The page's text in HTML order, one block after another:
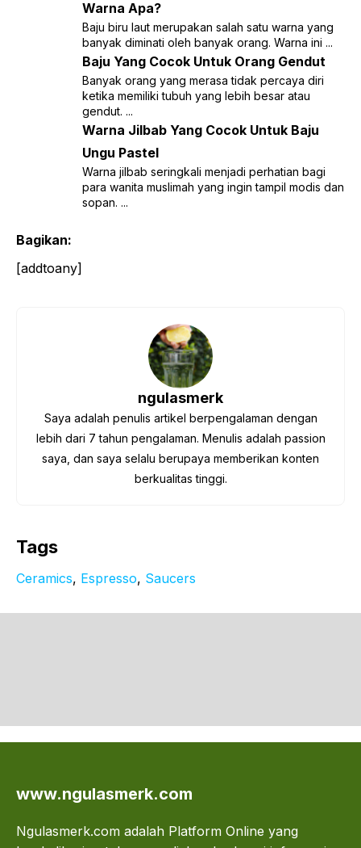
Warna Apa?
Baju biru laut merupakan salah satu warna yang
banyak diminati oleh banyak orang. Warna ini ...
Baju Yang Cocok Untuk Orang Gendut
Banyak orang yang merasa tidak percaya diri
ketika memiliki tubuh yang lebih besar atau
gendut. ...
Warna Jilbab Yang Cocok Untuk Baju
Ungu Pastel
Warna jilbab seringkali menjadi perhatian bagi
para wanita muslimah yang ingin tampil modis dan
sopan. ...
Bagikan:
[addtoany]
ngulasmerk
Saya adalah penulis artikel berpengalaman dengan
lebih dari 7 tahun pengalaman. Menulis adalah passion
saya, dan saya selalu berupaya memberikan konten
berkualitas tinggi.
Tags
Ceramics, Espresso, Saucers
www.ngulasmerk.com
Ngulasmerk.com adalah Platform Online yang